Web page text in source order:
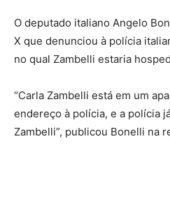
O deputado italiano Angelo
X que denunciou à polícia
no qual Zambelli estaria
“Carla Zambelli está em um
endereço à polícia, e a polícia
Zambelli”, publicou Bonelli na